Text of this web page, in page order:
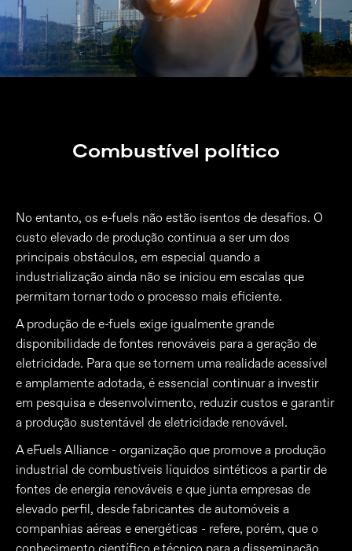
Combustível político
No entanto, os e-fuels não estão isentos de desafios. O
custo elevado de produção continua a ser um dos
principais obstáculos, em especial quando a
industrialização ainda não se iniciou em escalas que
permitam tornar todo o processo mais eficiente.
A produção de e-fuels exige igualmente grande
disponibilidade de fontes renováveis para a geração de
eletricidade. Para que se tornem uma realidade acessível
e amplamente adotada, é essencial continuar a investir
em pesquisa e desenvolvimento, reduzir custos e garantir
a produção sustentável de eletricidade renovável.
A eFuels Alliance - organização que promove a produção
industrial de combustíveis líquidos sintéticos a partir de
fontes de energia renováveis e que junta empresas de
elevado perfil, desde fabricantes de automóveis a
companhias aéreas e energéticas - refere, porém, que o